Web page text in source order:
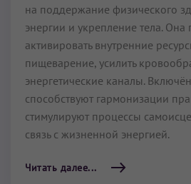
на поддержание физического
энергии и укрепление тела. Она
активировать внутренние
пищеварение, усилить
энергетические каналы.
способствуют гармонизации
стимулируют процессы
связь с жизненной энергией.
Читать далее...